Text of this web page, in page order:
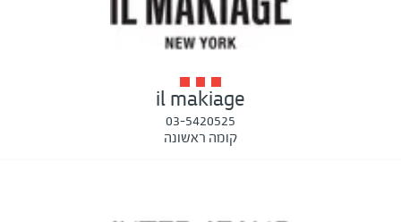
il makiage
03-5420525
קומה ראשונה